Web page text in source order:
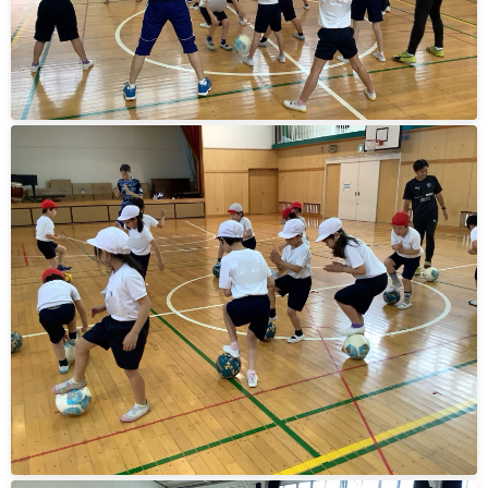
ヒストリー
サステナビリティ
ホームタウン活動
横浜FCスポーツクラブ
ニッパツ横浜FCシーガルズ
ゲームスチュワード
学生インターンシップ
クラブメンバー
スタータークラブ
スペシャルコンテンツ
育成ビジョン
試合日程・結果
アカデミー選手
アカデミースタッフ
フェニックスクラブ
サッカースクール
チアスクール
パートナー
パートナー一覧
あしながドリーム基金
お問い合わせ
お問い合わせ